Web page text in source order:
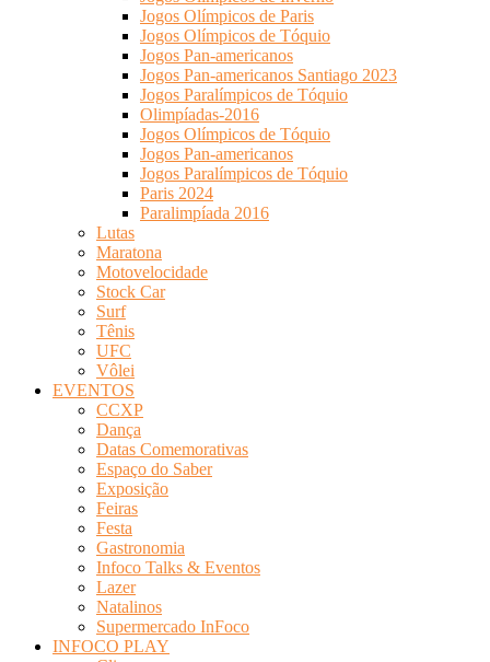
Jogos Olímpicos de Paris
Jogos Olímpicos de Tóquio
Jogos Pan-americanos
Jogos Pan-americanos Santiago 2023
Jogos Paralímpicos de Tóquio
Olimpíadas-2016
Jogos Olímpicos de Tóquio
Jogos Pan-americanos
Jogos Paralímpicos de Tóquio
Paris 2024
Paralimpíada 2016
Lutas
Maratona
Motovelocidade
Stock Car
Surf
Tênis
UFC
Vôlei
EVENTOS
CCXP
Dança
Datas Comemorativas
Espaço do Saber
Exposição
Feiras
Festa
Gastronomia
Infoco Talks & Eventos
Lazer
Natalinos
Supermercado InFoco
INFOCO PLAY